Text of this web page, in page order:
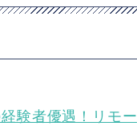
験者優遇！リモー